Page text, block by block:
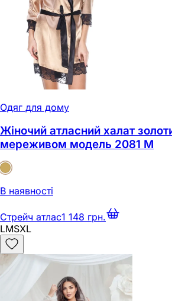
Одяг для дому
Жіночий атласний халат
мереживом модель 2081 M
В наявності
Стрейч атлас1 148 грн.
LMSXL